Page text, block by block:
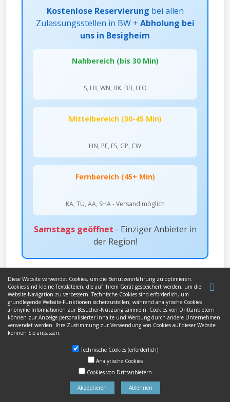
Kostenlose Reservierung bei allen
Zulassungsstellen in BW + Abholung bei
uns in Besigheim
Nahbereich (bis 30 Min)
S, LB, WN, BK, BB, LEO
Mittelbereich (30-45 Min)
HN, PF, ES, GP, CW
Fernbereich (45+ Min)
KA, TÜ, AA, SHA - Versand möglich
Samstags geöffnet - Einziger Anbieter in
der Region!
HÄUFIGE FRAGEN ZU
WUNSCHKENNZEICHEN IN
BÖBLINGEN
Diese Website verwendet Cookies, um die Benutzererfahrung zu optimieren.
Cookies sind kleine Textdateien, die auf Ihrem Gerät gespeichert werden, um die
Website-Navigation zu verbessern. Technische Cookies sind erforderlich, um
grundlegende Website-Funktionen sicherzustellen, während analytische Cookies
anonyme Informationen zur Besucher-Nutzung sammeln. Cookies von Drittanbietern
können zur Anzeige personalisierter Inhalte und Werbung durch andere Unternehmen
verwendet werden. Ihre Zustimmung zur Verwendung von Cookies auf dieser Website
können Sie anpassen.
Technische Cookies (erforderlich)
Analytische Cookies
Cookies von Drittanbietern
Akzeptieren Ablehnen